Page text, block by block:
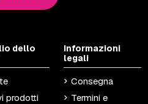
dello
prodotti
Informazioni
legali
Consegna
Termini e